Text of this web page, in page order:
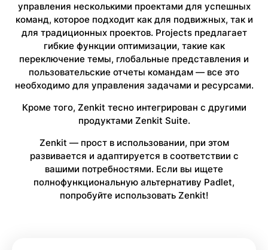
управления несколькими проектами для успешных
команд, которое подходит как для подвижных, так и
для традиционных проектов. Projects предлагает
гибкие функции оптимизации, такие как
переключение темы, глобальные представления и
пользовательские отчеты командам — все это
необходимо для управления задачами и ресурсами.
Кроме того, Zenkit тесно интегрирован с другими
продуктами Zenkit Suite.
Zenkit — прост в использовании, при этом
развивается и адаптируется в соответствии с
вашими потребностями. Если вы ищете
полнофункциональную альтернативу Padlet,
попробуйте использовать Zenkit!